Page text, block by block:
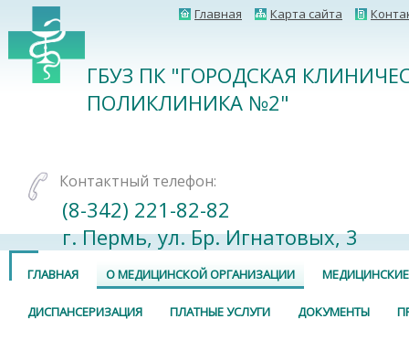
Главная Карта сайта
ГБУЗ ПК "ГОРОДСКАЯ
ПОЛИКЛИНИКА №2"
Контактный телефон:
(8-342) 221-82-82
г. Пермь, ул. Бр. Игнатовых, 3
ГЛАВНАЯ О МЕДИЦИНСКОЙ ОРГАНИЗАЦИИ
ДИСПАНСЕРИЗАЦИЯ ПЛАТНЫЕ УСЛУГИ ДОКУМЕНТЫ